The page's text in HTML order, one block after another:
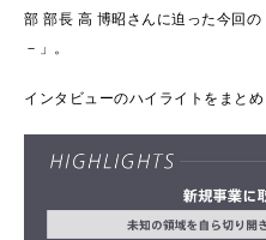
部 部長 高 博昭さんに迫った今回
－」。
インタビューのハイライトをまとめ